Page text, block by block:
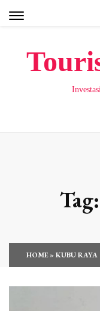
Tag:
HOME»KUBU RAYA